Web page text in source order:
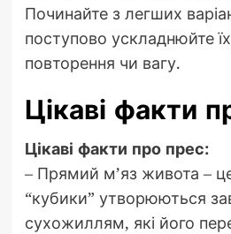
Починайте з легших
поступово ускладнюйте
повторення чи вагу.
Цікаві факти
Цікаві факти про прес:
– Прямий м’яз живота –
“кубики” утворюються
сухожиллям, які його